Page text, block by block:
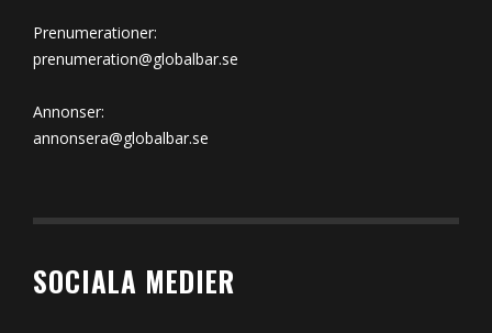
Prenumerationer:
prenumeration@globalbar.se
Annonser:
annonsera@globalbar.se
SOCIALA MEDIER